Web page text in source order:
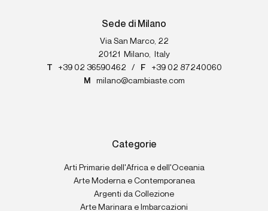
Sede di Milano
Via San Marco, 22
20121
Milano
Italy
T
+39 02 36590462 / F
+39 02 87240060
M
milano@cambiaste.com
Categorie
Arti Primarie dell'Africa e dell'Oceania
Arte Moderna e Contemporanea
Argenti da Collezione
Arte Marinara e Imbarcazioni